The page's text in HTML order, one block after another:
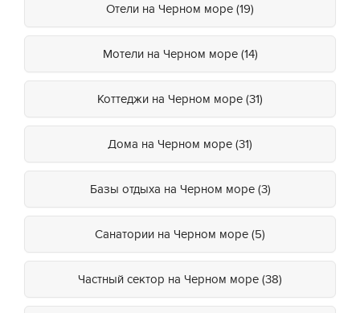
Отели на Черном море (19)
Мотели на Черном море (14)
Коттеджи на Черном море (31)
Дома на Черном море (31)
Базы отдыха на Черном море (3)
Санатории на Черном море (5)
Частный сектор на Черном море (38)